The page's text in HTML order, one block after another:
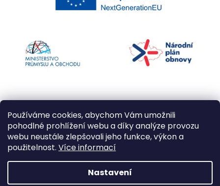
Používáme cookies, abychom Vám umožnili
pohodlné prohlížení webu a díky analýze provozu
webu neustále zlepšovali jeho funkce, výkon a
použitelnost. Více informací
Nastavení
Vytvořil Shoptet